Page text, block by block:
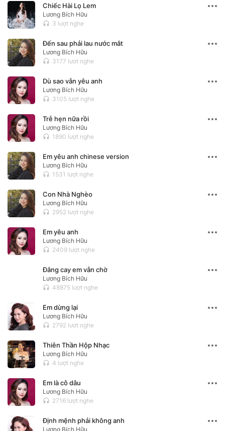
Chiếc Hài Lọ Lem
Lương Bích Hữu
headset 3 lượt nghe
Đến sau phải lau nước mắt
Lương Bích Hữu
headset 3177 lượt nghe
Dù sao vẫn yêu anh
Lương Bích Hữu
headset 3105 lượt nghe
Trễ hẹn nữa rồi
Lương Bích Hữu
headset 1890 lượt nghe
Em yêu anh chinese version
Lương Bích Hữu
headset 1531 lượt nghe
Con Nhà Nghèo
Lương Bích Hữu
headset 2952 lượt nghe
Em yêu anh
Lương Bích Hữu
headset 2409 lượt nghe
Đắng cay em vẫn chờ
Lương Bích Hữu
headset 48875 lượt nghe
Em dừng lại
Lương Bích Hữu
headset 2792 lượt nghe
Thiên Thần Hộp Nhạc
Lương Bích Hữu
headset 4 lượt nghe
Em là cô dâu
Lương Bích Hữu
headset 2716 lượt nghe
Định mệnh phải không anh
Lương Bích Hữu